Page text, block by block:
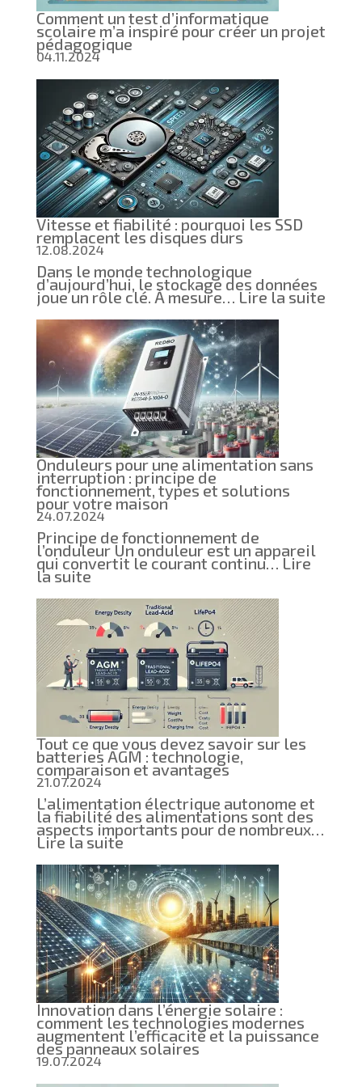
Comment un test d’informatique
scolaire m’a inspiré pour créer un projet
pédagogique
04.11.2024
Vitesse et fiabilité : pourquoi les SSD
remplacent les disques durs
12.08.2024
Dans le monde technologique
d’aujourd’hui, le stockage des données
joue un rôle clé. À mesure…Lire la suite:
Onduleurs pour une alimentation sans
interruption : principe de
fonctionnement, types et solutions
pour votre maison
24.07.2024
Principe de fonctionnement de
l’onduleur Un onduleur est un appareil
qui convertit le courant continu…Lire
la suite:
Onduleurs
pour
une
alimentation
sans
interruption :
principe
de
fonctionnement,
types
et
solutions
pour
votre
maison
Tout ce que vous devez savoir sur les
batteries AGM : technologie,
comparaison et avantages
21.07.2024
L’alimentation électrique autonome et
la fiabilité des alimentations sont des
aspects importants pour de nombreux…
Lire la suite:
Tout
ce
que
vous
devez
savoir
sur
les
batteries
AGM
:
technologie,
comparaison
et
avantages
Innovation dans l’énergie solaire :
comment les technologies modernes
augmentent l’efficacité et la puissance
des panneaux solaires
19.07.2024